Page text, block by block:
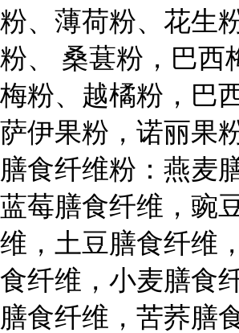
粉、薄荷粉、花生
粉、 桑葚粉，巴西
梅粉、越橘粉，巴
萨伊果粉，诺丽果
膳食纤维粉：燕麦
蓝莓膳食纤维，豌
维，土豆膳食纤维
食纤维，小麦膳食
膳食纤维，苦荞膳